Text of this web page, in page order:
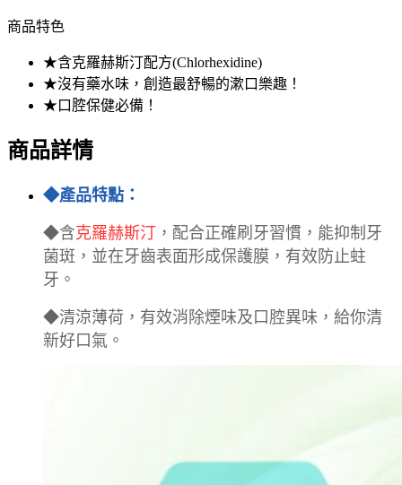
商品特色
★含克羅赫斯汀配方(Chlorhexidine)
★沒有藥水味，創造最舒暢的漱口樂趣！
★口腔保健必備！
商品詳情
◆產品特點：
◆含克羅赫斯汀 ， 配合正確刷牙習慣， 能抑制牙
菌斑，並在牙齒表面形成保護膜，有效防止蛀
牙。
◆清涼薄荷，有效消除煙味及口腔異味，給你清
新好口氣。